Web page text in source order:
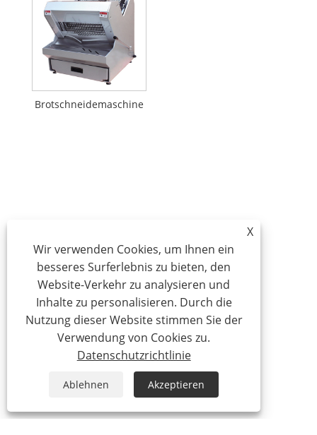
Brotschneidemaschine
X
Wir verwenden Cookies, um Ihnen ein
besseres Surferlebnis zu bieten, den
Website-Verkehr zu analysieren und
Inhalte zu personalisieren. Durch die
Nutzung dieser Website stimmen Sie der
Verwendung von Cookies zu.
Datenschutzrichtlinie
Ablehnen Akzeptieren